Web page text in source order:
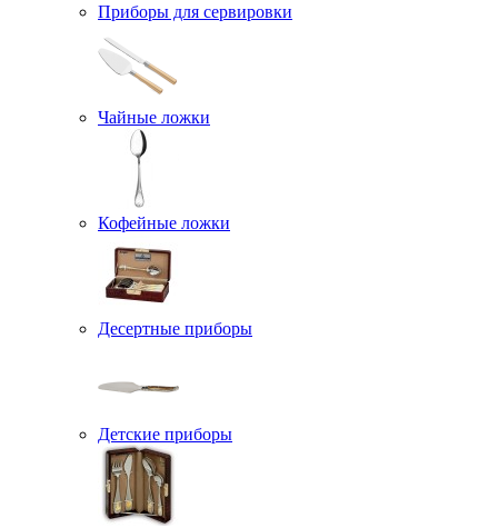
Приборы для сервировки
Чайные ложки
Кофейные ложки
Десертные приборы
Детские приборы